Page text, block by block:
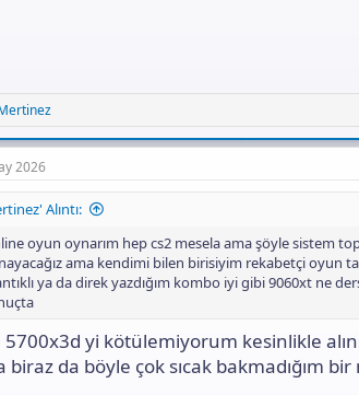
2026
Alıntı:
oyun oynarım hep cs2 mesela ama şöyle sistem
ama kendimi bilen birisiyim rekabetçi oyun
ya da direk yazdığım kombo iyi gibi 9060xt ne
5700x3d yi kötülemiyorum kesinlikle
biraz da böyle çok sıcak bakmadığım